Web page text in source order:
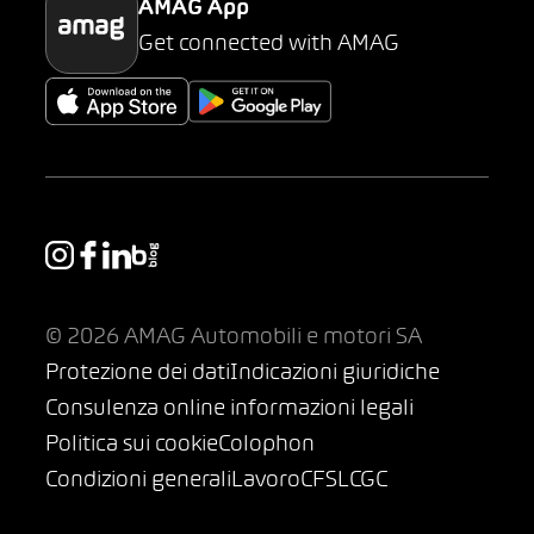
AMAG App
Get connected with AMAG
© 2026 AMAG Automobili e motori SA
Protezione dei datiIndicazioni giuridiche
Consulenza online informazioni legali
Politica sui cookieColophon
Condizioni generaliLavoroCFSLCGC